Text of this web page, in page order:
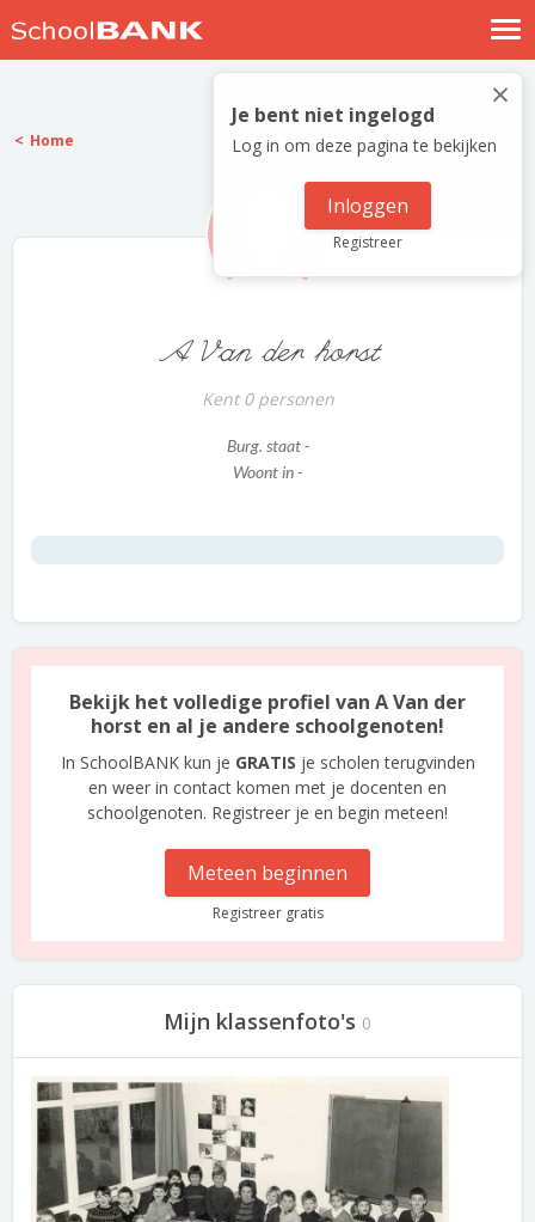
Nostalgische verhalen
Log in
Meld je gratis aan
×
Je bent niet ingelogd
Log in om deze pagina te bekijken
Inloggen
Registreer
Home
A Van der horst
Kent 0 personen
Burg. staat -
Woont in -
Bekijk het volledige profiel van A Van der
horst en al je andere schoolgenoten!
In SchoolBANK kun je GRATIS je scholen terugvinden
en weer in contact komen met je docenten en
schoolgenoten. Registreer je en begin meteen!
Meteen beginnen
Registreer gratis
Mijn klassenfoto's 0